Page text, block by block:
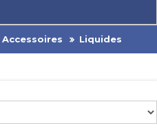
Accessoires Liquides